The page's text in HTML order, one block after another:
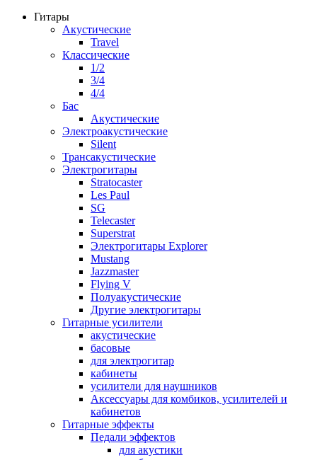
Гитары
Акустические
Travel
Классические
1/2
3/4
4/4
Бас
Акустические
Электроакустические
Silent
Трансакустические
Электрогитары
Stratocaster
Les Paul
SG
Telecaster
Superstrat
Электрогитары Explorer
Mustang
Jazzmaster
Flying V
Полуакустические
Другие электрогитары
Гитарные усилители
акустические
басовые
для электрогитар
кабинеты
усилители для наушников
Аксессуары для комбиков, усилителей и
кабинетов
Гитарные эффекты
Педали эффектов
для акустики